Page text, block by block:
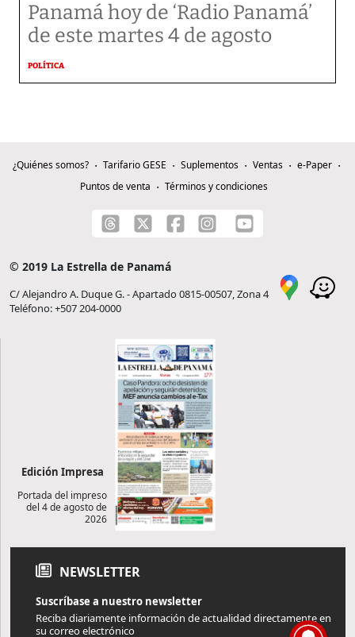
Panamá hoy de ‘Radio Panamá’
de este martes 4 de agosto
POLÍTICA
¿Quiénes somos? Tarifario GESE Suplementos Ventas
e-Paper
Puntos de venta
Términos y condiciones
© 2019 La Estrella de Panamá
C/ Alejandro A. Duque G. - Apartado 0815-00507, Zona 4
Teléfono: +507 204-0000
Edición Impresa
Portada del impreso
del 4 de agosto de
2026
NEWSLETTER
Suscríbase a nuestro newsletter
Reciba diariamente información de actualidad directamente en
su correo electrónico